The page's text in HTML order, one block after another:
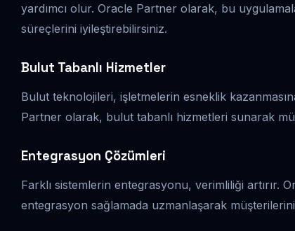
yardımcı olur. Oracle Partner olarak, bu
süreçlerini iyileştirebilirsiniz.
Bulut Tabanlı Hizmetler
Bulut teknolojileri, işletmelerin esneklik
Partner olarak, bulut tabanlı hizmetleri sunarak
Entegrasyon Çözümleri
Farklı sistemlerin entegrasyonu, verimliliği artırır.
entegrasyon sağlamada uzmanlaşarak